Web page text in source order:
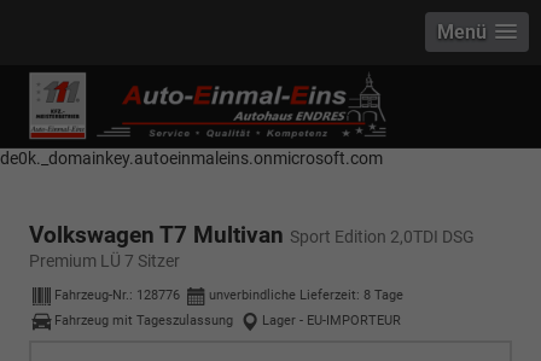
------------ Host Name : selector1._domainkey Points to address or value:
selector1-aee-de0k._domainkey.autoeinmaleins.onmicrosoft.com Host
Name : selector2._domainkey Points to address or value: selector2-aee-
de0k._domainkey.autoeinmaleins.onmicrosoft.com
Menü
Volkswagen T7 Multivan Sport Edition 2,0TDI DSG
Premium LÜ 7 Sitzer
Fahrzeug-Nr.: 128776 unverbindliche Lieferzeit: 8 Tage
Fahrzeug mit Tageszulassung
Lager - EU-IMPORTEUR